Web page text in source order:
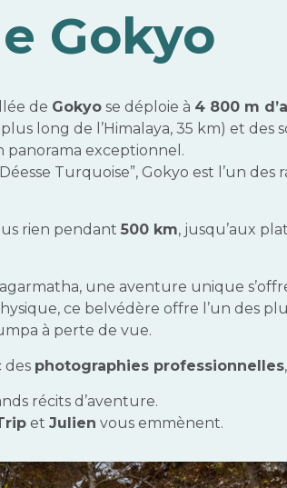
Gokyo
de Gokyo se déploie à 4 800 m
long de l’Himalaya, 35 km) et des
exceptionnel.
Turquoise”, Gokyo est l’un
rien pendant 500 km , jusqu’aux
une aventure unique s’offre
ce belvédère offre l’un des
à perte de vue.
des photographies professionnelles
récits d’aventure.
et Julien vous emmènent.